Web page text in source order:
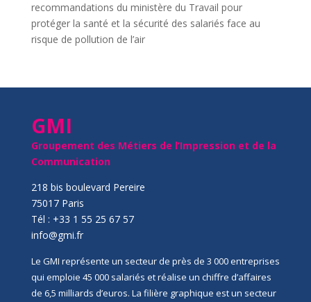
recommandations du ministère du Travail pour
protéger la santé et la sécurité des salariés face au
risque de pollution de l’air
GMI
Groupement des Métiers de l’Impression et de la
Communication
218 bis boulevard Pereire
75017 Paris
Tél : +33 1 55 25 67 57
info@gmi.fr
Le GMI représente un secteur de près de 3 000 entreprises
qui emploie 45 000 salariés et réalise un chiffre d’affaires
de 6,5 milliards d’euros. La filière graphique est un secteur